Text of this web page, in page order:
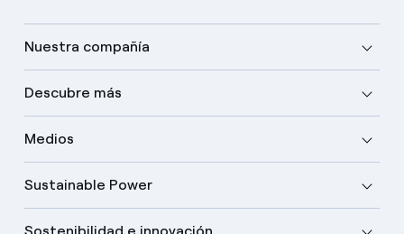
Nuestra compañía
Descubre más
Medios
Sustainable Power